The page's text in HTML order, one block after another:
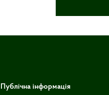
Публічна інформація